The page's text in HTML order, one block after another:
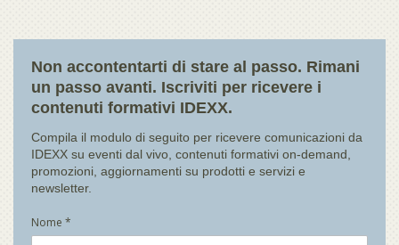
Non accontentarti di stare al passo. Rimani
un passo avanti. Iscriviti per ricevere i
contenuti formativi IDEXX.